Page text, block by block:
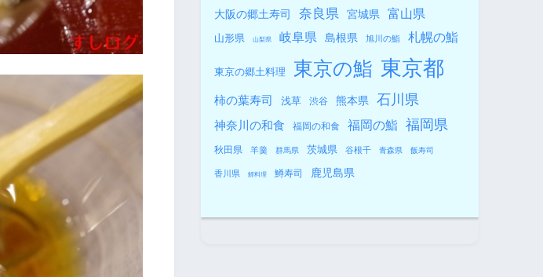
大阪の郷土寿司 奈良県 宮城県 富山県
山形県 山梨県 岐阜県 島根県 旭川の鮨 札幌の鮨
東京の郷土料理 東京の鮨 東京都
柿の葉寿司 浅草 渋谷 熊本県 石川県
神奈川の和食 福岡の和食 福岡の鮨 福岡県
秋田県 羊羹 群馬県 茨城県 谷根千 青森県 飯寿司
香川県 鯉料理 鱒寿司 鹿児島県